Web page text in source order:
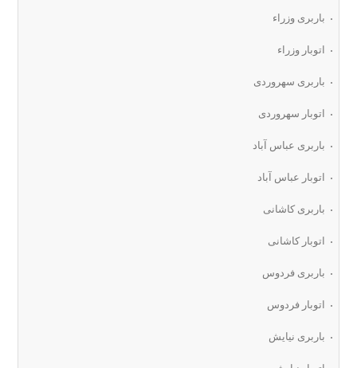
باربری وزراء
اتوبار وزراء
باربری سهروردی
اتوبار سهروردی
باربری عباس آباد
اتوبار عباس آباد
باربری کاشانی
اتوبار کاشانی
باربری فردوس
اتوبار فردوس
باربری نیایش